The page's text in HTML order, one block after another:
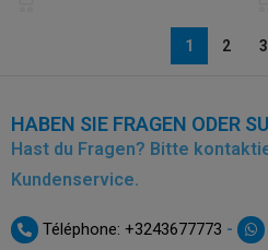
1 2 3
HABEN SIE FRAGEN ODER
Hast du Fragen? Bitte
Kundenservice.
Téléphone: +3243677773 -